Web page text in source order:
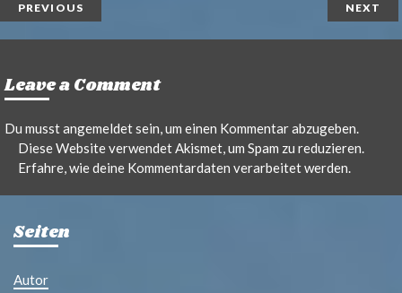
PREVIOUS NEXT
Leave a Comment
Du musstangemeldetsein, um einen Kommentar abzugeben.
Diese Website verwendet Akismet, um Spam zu reduzieren.
Erfahre, wie deine Kommentardaten verarbeitet werden.
Seiten
Autor